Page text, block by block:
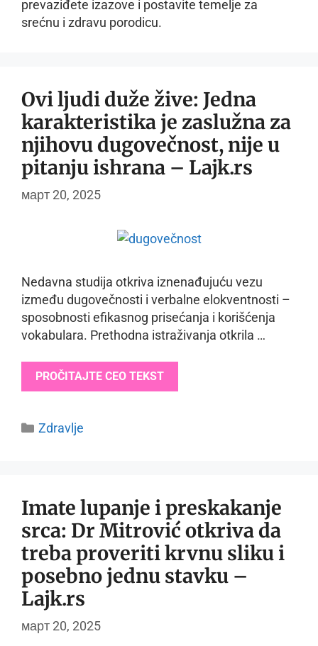
prevaziđete izazove i postavite temelje za
srećnu i zdravu porodicu.
Ovi ljudi duže žive: Jedna
karakteristika je zaslužna za
njihovu dugovečnost, nije u
pitanju ishrana – Lajk.rs
март 20, 2025
Nedavna studija otkriva iznenađujuću vezu
između dugovečnosti i verbalne elokventnosti –
sposobnosti efikasnog prisećanja i korišćenja
vokabulara. Prethodna istraživanja otkrila …
PROČITAJTE CEO TEKST
Categories
Zdravlje
Imate lupanje i preskakanje
srca: Dr Mitrović otkriva da
treba proveriti krvnu sliku i
posebno jednu stavku –
Lajk.rs
март 20, 2025